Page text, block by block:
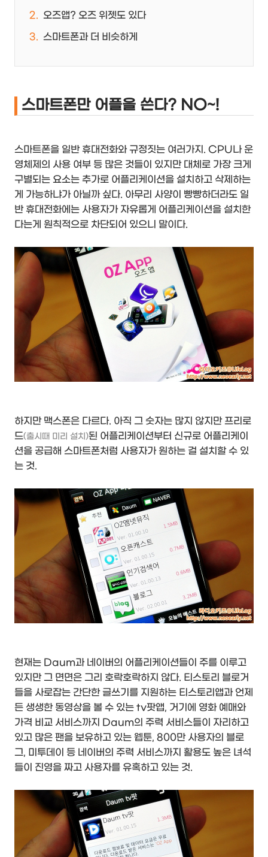
오즈앱? 오즈 위젯도 있다
스마트폰과 더 비슷하게
스마트폰만 어플을 쓴다? NO~!
스마트폰을 일반 휴대전화와 규정짓는 여러가지. CPU나 운
영체제의 사용 여부 등 많은 것들이 있지만 대체로 가장 크게
구별되는 요소는 추가로 어플리케이션을 설치하고 삭제하는
게 가능하냐가 아닐까 싶다. 아무리 사양이 빵빵하더라도 일
반 휴대전화에는 사용자가 자유롭게 어플리케이션을 설치한
다는게 원칙적으로 차단되어 있으니 말이다.
하지만 맥스폰은 다르다. 아직 그 숫자는 많지 않지만 프리로
드(출시때 미리 설치)된 어플리케이션부터 신규로 어플리케이
션을 공급해 스마트폰처럼 사용자가 원하는 걸 설치할 수 있
는 것.
현재는 Daum과 네이버의 어플리케이션들이 주를 이루고
있지만 그 면면은 그리 호락호락하지 않다. 티스토리 블로거
들을 사로잡는 간단한 글쓰기를 지원하는 티스토리앱과 언제
든 생생한 동영상을 볼 수 있는 tv팟앱, 거기에 영화 예매와
가격 비교 서비스까지 Daum의 주력 서비스들이 자리하고
있고 많은 팬을 보유하고 있는 웹툰, 800만 사용자의 블로
그, 미투데이 등 네이버의 주력 서비스까지 활용도 높은 녀석
들이 진영을 짜고 사용자를 유혹하고 있는 것.